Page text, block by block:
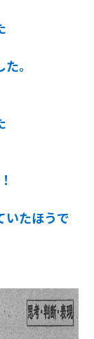
。
いたほうで